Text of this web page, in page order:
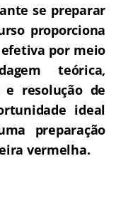
se preparar
proporciona
por meio
teórica,
e resolução de
ideal
preparação
vermelha.